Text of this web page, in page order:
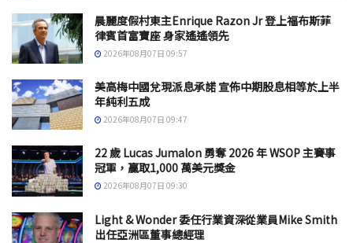
晨麗度假村東主Enrique Razon Jr 登上福布斯菲
律賓首富寶座 身家遙遙領先
2026年08月07日 09:57
美高梅中國兌現派息承諾 宣佈中期股息相等於上半
年純利五成
2026年08月07日 09:47
22 歲 Lucas Jumalon 勇奪 2026 年 WSOP 主賽事
冠軍，贏取1,000 萬美元獎金
2026年08月07日 09:30
Light & Wonder 委任行業資深從業員Mike Smith
出任亞洲區董事總經理